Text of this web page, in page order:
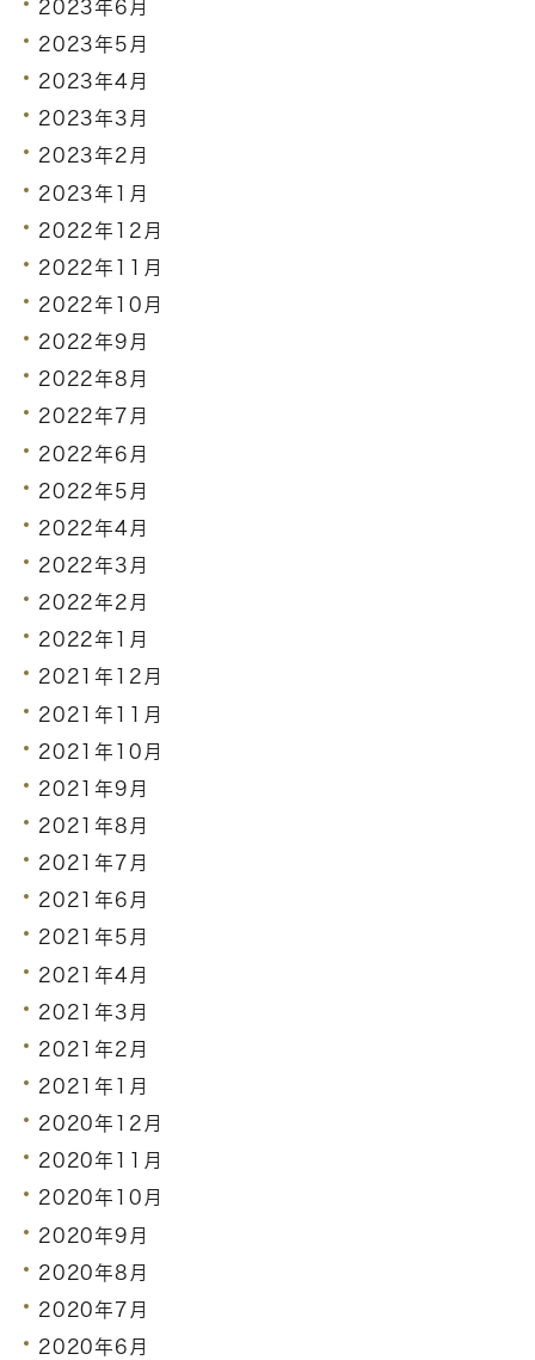
2023年6月
2023年5月
2023年4月
2023年3月
2023年2月
2023年1月
2022年12月
2022年11月
2022年10月
2022年9月
2022年8月
2022年7月
2022年6月
2022年5月
2022年4月
2022年3月
2022年2月
2022年1月
2021年12月
2021年11月
2021年10月
2021年9月
2021年8月
2021年7月
2021年6月
2021年5月
2021年4月
2021年3月
2021年2月
2021年1月
2020年12月
2020年11月
2020年10月
2020年9月
2020年8月
2020年7月
2020年6月